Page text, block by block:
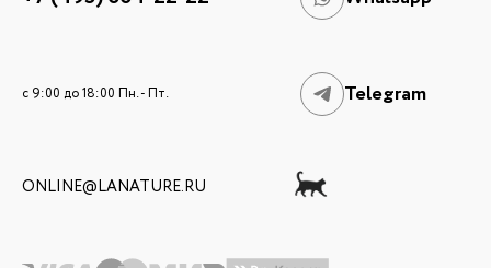
c 9:00 до 18:00 Пн. - Пт. Telegram
ONLINE@LANATURE.RU